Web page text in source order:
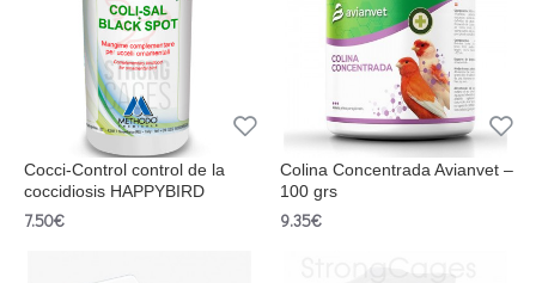
Cocci-Control control de la
coccidiosis HAPPYBIRD
7.50€
Colina Concentrada Avianvet –
100 grs
9.35€